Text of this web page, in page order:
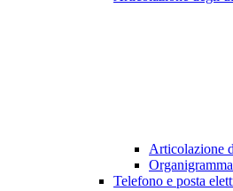
Articolazione
Organigramma
Telefono e posta